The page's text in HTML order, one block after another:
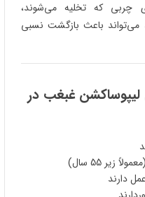
چربی که تخلیه می‌شوند،
می‌تواند باعث بازگشت نسبی
لیپوساکشن غبغب در
55 سال)
دارند